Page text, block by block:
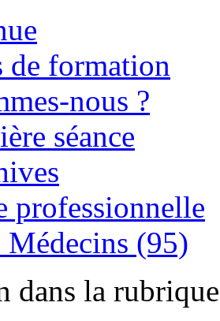
de formation
nous ?
séance
professionnelle
Médecins (95)
dans la